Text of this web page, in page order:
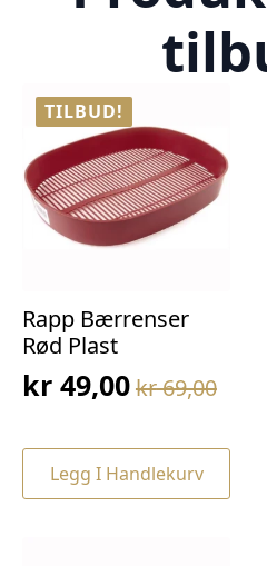
TILBUD!
Rapp Bærrenser
Rød Plast
kr69,00
Opprinnelig
var:
kr 69,00.
kr 49,00
Nåværende
er:
kr 49,00.
Legg I Handlekurv